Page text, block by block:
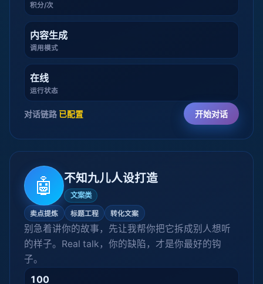
积分/次
内容生成
调用模式
在线
运行状态
对话链路 已配置 开始对话
🤖 不知九儿人设打造
文案类
卖点提炼 标题工程 转化文案
别急着讲你的故事，先让我帮你把它拆成别人想听
的样子。Real talk，你的缺陷，才是你最好的钩
子。
100